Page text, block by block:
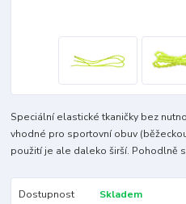
Speciální elastické tkaničky bez
vhodné pro sportovní obuv
použití je ale daleko širší. Pohodlně
Dostupnost
Skladem